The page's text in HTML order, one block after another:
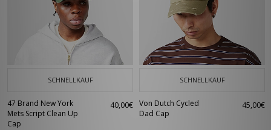
SCHNELLKAUF
47 Brand New York
Mets Script Clean Up
Cap
40,00€
SCHNELLKAUF
Von Dutch Cycled
Dad Cap
45,00€